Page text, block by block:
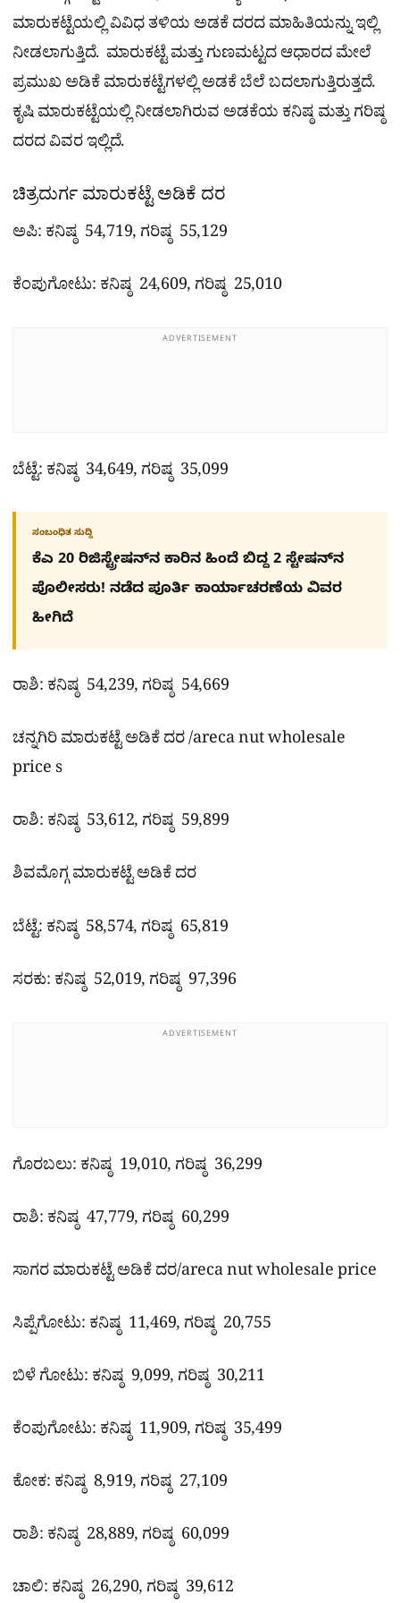
ಮಾರುಕಟ್ಟೆಯಲ್ಲಿ ವಿವಿಧ ತಳಿಯ ಅಡಕೆ ದರದ ಮಾಹಿತಿಯನ್ನು ಇಲ್ಲಿ
ನೀಡಲಾಗುತ್ತಿದೆ. ಮಾರುಕಟ್ಟೆ ಮತ್ತು ಗುಣಮಟ್ಟದ ಆಧಾರದ ಮೇಲೆ
ಪ್ರಮುಖ ಅಡಿಕೆ ಮಾರುಕಟ್ಟೆಗಳಲ್ಲಿ ಅಡಕೆ ಬೆಲೆ ಬದಲಾಗುತ್ತಿರುತ್ತದೆ.
ಕೃಷಿ ಮಾರುಕಟ್ಟೆಯಲ್ಲಿ ನೀಡಲಾಗಿರುವ ಅಡಕೆಯ ಕನಿಷ್ಠ ಮತ್ತು ಗರಿಷ್ಠ
ದರದ ವಿವರ ಇಲ್ಲಿದೆ.
ಚಿತ್ರದುರ್ಗ ಮಾರುಕಟ್ಟೆ ಅಡಿಕೆ ದರ
ಅಪಿ: ಕನಿಷ್ಠ 54,719, ಗರಿಷ್ಠ 55,129
ಕೆಂಪುಗೋಟು: ಕನಿಷ್ಠ 24,609, ಗರಿಷ್ಠ 25,010
ADVERTISEMENT
ಬೆಟ್ಟೆ: ಕನಿಷ್ಠ 34,649, ಗರಿಷ್ಠ 35,099
ಸಂಬಂಧಿತ ಸುದ್ದಿ
ಕೆಎ 20 ರಿಜಿಸ್ಟ್ರೇಷನ್​ನ ಕಾರಿನ ಹಿಂದೆ ಬಿದ್ದ 2 ಸ್ಟೇಷನ್​ನ
ಪೊಲೀಸರು! ನಡೆದ ಪೂರ್ತಿ ಕಾರ್ಯಾಚರಣೆಯ ವಿವರ
ಹೀಗಿದೆ
ರಾಶಿ: ಕನಿಷ್ಠ 54,239, ಗರಿಷ್ಠ 54,669
ಚನ್ನಗಿರಿ ಮಾರುಕಟ್ಟೆ ಅಡಿಕೆ ದರ /areca nut wholesale
price s
ರಾಶಿ: ಕನಿಷ್ಠ 53,612, ಗರಿಷ್ಠ 59,899
ಶಿವಮೊಗ್ಗ ಮಾರುಕಟ್ಟೆ ಅಡಿಕೆ ದರ
ಬೆಟ್ಟೆ: ಕನಿಷ್ಠ 58,574, ಗರಿಷ್ಠ 65,819
ಸರಕು: ಕನಿಷ್ಠ 52,019, ಗರಿಷ್ಠ 97,396
ADVERTISEMENT
ಗೊರಬಲು: ಕನಿಷ್ಠ 19,010, ಗರಿಷ್ಠ 36,299
ರಾಶಿ: ಕನಿಷ್ಠ 47,779, ಗರಿಷ್ಠ 60,299
ಸಾಗರ ಮಾರುಕಟ್ಟೆ ಅಡಿಕೆ ದರ/areca nut wholesale price
ಸಿಪ್ಪೆಗೋಟು: ಕನಿಷ್ಠ 11,469, ಗರಿಷ್ಠ 20,755
ಬಿಳೆ ಗೋಟು: ಕನಿಷ್ಠ 9,099, ಗರಿಷ್ಠ 30,211
ಕೆಂಪುಗೋಟು: ಕನಿಷ್ಠ 11,909, ಗರಿಷ್ಠ 35,499
ಕೋಕ: ಕನಿಷ್ಠ 8,919, ಗರಿಷ್ಠ 27,109
ರಾಶಿ: ಕನಿಷ್ಠ 28,889, ಗರಿಷ್ಠ 60,099
ಚಾಲಿ: ಕನಿಷ್ಠ 26,290, ಗರಿಷ್ಠ 39,612